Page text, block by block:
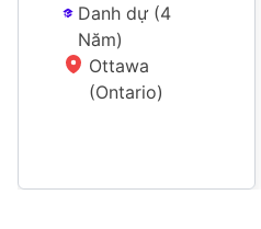
Danh dự (4
Năm)
Ottawa
(Ontario)